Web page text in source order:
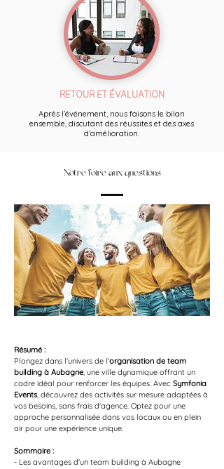
RETOUR ET ÉVALUATION
Après l’événement, nous faisons le bilan
ensemble, discutant des réussites et des axes
d’amélioration.
Notre foire aux questions
Résumé :
Plongez dans l'univers de l'organisation de team
building à Aubagne, une ville dynamique offrant un
cadre idéal pour renforcer les équipes. Avec Symfonia
Events, découvrez des activités sur mesure adaptées à
vos besoins, sans frais d'agence. Optez pour une
approche personnalisée dans vos locaux ou en plein
air pour une expérience unique.
Sommaire :
- Les avantages d'un team building à Aubagne